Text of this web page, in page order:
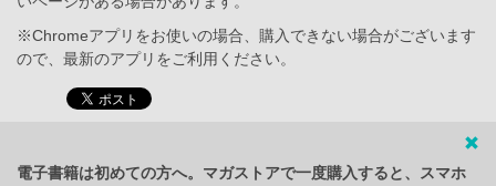
※Chromeアプリをお使いの場合、購入できない場合がございます
ので、最新のアプリをご利用ください。
電子書籍は初めての方へ。マガストアで一度購入すると、スマホ